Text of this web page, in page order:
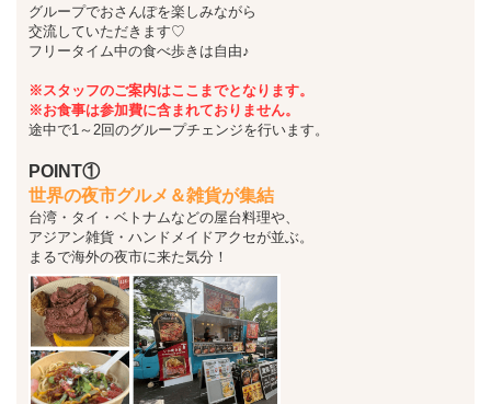
グループでおさんぽを楽しみながら
交流していただきます♡
フリータイム中の食べ歩きは自由♪
※スタッフのご案内はここまでとなります。
※お食事は参加費に含まれておりません。
途中で1～2回のグループチェンジを行います。
POINT①
世界の夜市グルメ＆雑貨が集結
台湾・タイ・ベトナムなどの屋台料理や、
アジアン雑貨・ハンドメイドアクセが並ぶ。
まるで海外の夜市に来た気分！